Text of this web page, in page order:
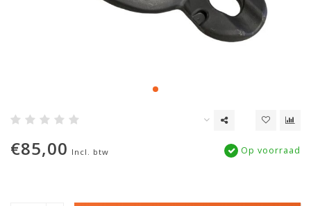
€85,00 Incl. btw Op voorraad